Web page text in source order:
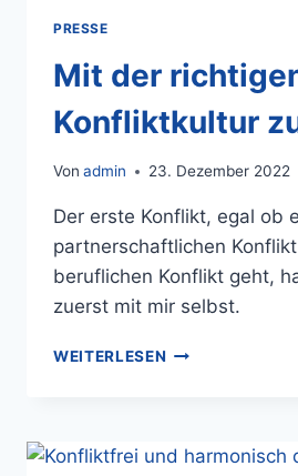
PRESSE
Mit der
Konfliktkultur
Von admin 23. Dezember 2022
Der erste Konflikt, egal ob
partnerschaftlichen
beruflichen Konflikt geht,
zuerst mit mir selbst.
WEITERLESEN